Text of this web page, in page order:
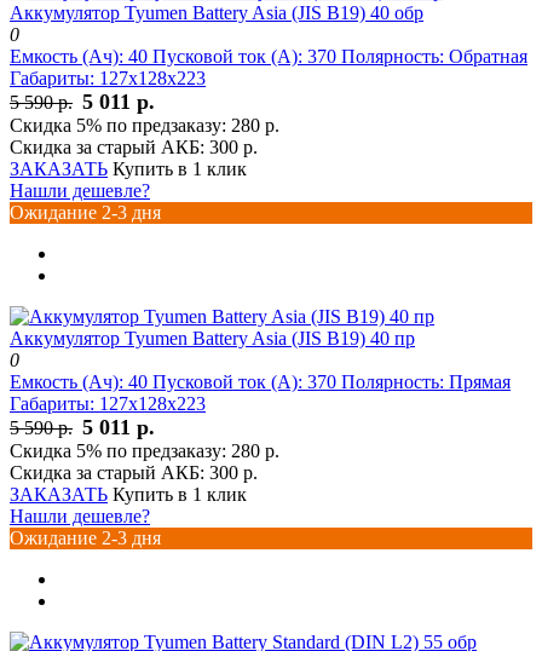
Аккумулятор Tyumen Battery Asia (JIS B19) 40 обр
0
Емкость (Ач): 40 Пусковой ток (А): 370 Полярность: Обратная
Габариты: 127x128x223
5 590 р. 5 011 р.
Скидка 5% по предзаказу: 280 р.
Скидка за старый АКБ: 300 р.
ЗАКАЗАТЬ Купить в 1 клик
Нашли дешевле?
Ожидание 2-3 дня
Аккумулятор Tyumen Battery Asia (JIS B19) 40 пр
0
Емкость (Ач): 40 Пусковой ток (А): 370 Полярность: Прямая
Габариты: 127x128x223
5 590 р. 5 011 р.
Скидка 5% по предзаказу: 280 р.
Скидка за старый АКБ: 300 р.
ЗАКАЗАТЬ Купить в 1 клик
Нашли дешевле?
Ожидание 2-3 дня